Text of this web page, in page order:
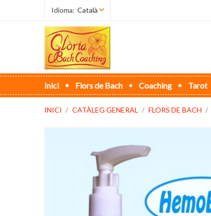
Idioma: Català
Inici Flors de Bach Coaching Tarot
INICI CATÀLEG GENERAL FLORS DE BACH